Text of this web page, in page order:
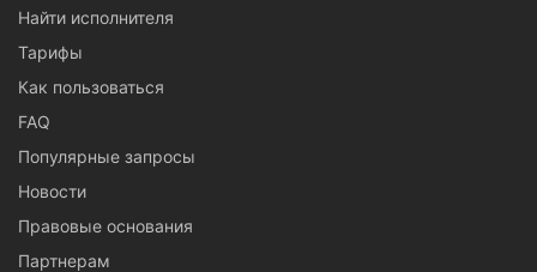
Найти исполнителя
Тарифы
Как пользоваться
FAQ
Популярные запросы
Новости
Правовые основания
Партнерам